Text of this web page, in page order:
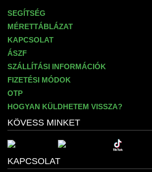
SEGÍTSÉG
MÉRETTÁBLÁZAT
KAPCSOLAT
ÁSZF
SZÁLLÍTÁSI INFORMÁCIÓK
FIZETÉSI MÓDOK
OTP
HOGYAN KÜLDHETEM VISSZA?
KÖVESS MINKET
KAPCSOLAT